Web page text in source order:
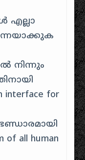
നിന്നും
for
all human